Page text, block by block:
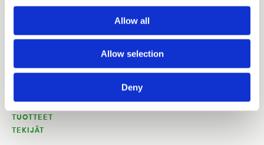
Allow all
Allow selection
Deny
ETUSIVU
BIOTULEVAISUUS
TUOTTEET
TEKIJÄT